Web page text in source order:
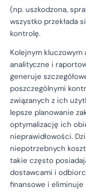
(np. uszkodzona,
wszystko przekłada
kontrolę.
Kolejnym kluczowym
analityczne i
generuje
poszczególnymi
związanych z ich
lepsze planowanie
optymalizację ich
nieprawidłowości.
niepotrzebnych
takie często
dostawcami i
finansowe i eliminuje